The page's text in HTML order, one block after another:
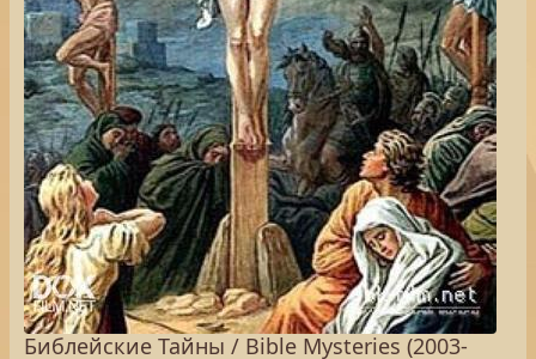
Библейские Тайны / Bible Mysteries (2003-